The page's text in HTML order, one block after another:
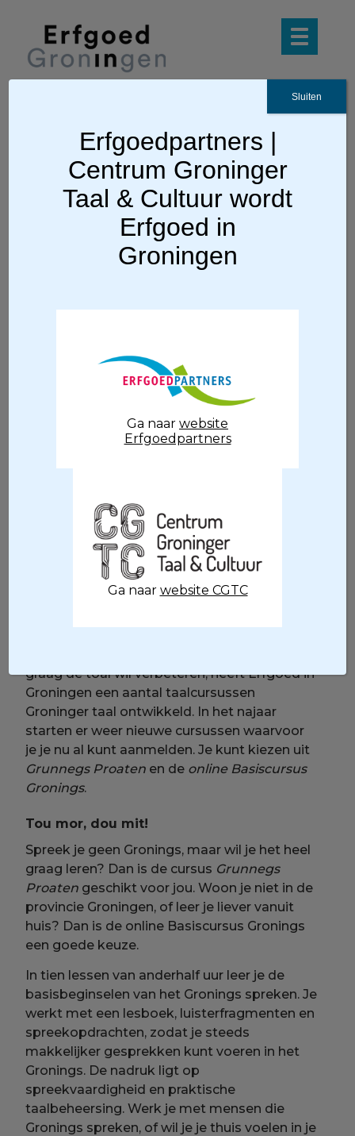
Tou mor, dou mit met
de nieuwe
taalcursussen
Gronings
Rosa Veldman
online Basiscursus Gronings in oktober
tijdens de Meerdmoand Streektoalmoand
: Tou mor, dou mor!
streektaal. En wacht niet tot je het perfect
spreekt, maar begin gewoon.
Die oproep in de maand waarin we de
te doen — ook als het nog niet vlekkeloos
gaat. Niet: ‘Het klinkt nait goud, dus stop der
mor mit’, maar juist: ‘Blief t doun, t wordt
vanzulf beter!’
graag de toal wil verbeteren, heeft Erfgoed in
Groningen een aantal taalcursussen
Groninger taal ontwikkeld. In het najaar
starten er weer nieuwe cursussen waarvoor
je je nu al kunt aanmelden. Je kunt kiezen uit
Grunnegs Proaten en de online Basiscursus
Gronings.
Tou mor, dou mit!
Spreek je geen Gronings, maar wil je het heel
graag leren? Dan is de cursus Grunnegs
Proaten geschikt voor jou. Woon je niet in de
provincie Groningen, of leer je liever vanuit
huis? Dan is de online Basiscursus Gronings
een goede keuze.
In tien lessen van anderhalf uur leer je de
basisbeginselen van het Gronings spreken. Je
werkt met een lesboek, luisterfragmenten en
spreekopdrachten, zodat je steeds
makkelijker gesprekken kunt voeren in het
Gronings. De nadruk ligt op
spreekvaardigheid en praktische
taalbeheersing. Werk je met mensen die
Gronings spreken, of wil je je thuis voelen in je
Erfgoedpartners |
Centrum Groninger
Taal & Cultuur wordt
Erfgoed in
Groningen
Ga naar website
Erfgoedpartners
Ga naar website CGTC
Sluiten